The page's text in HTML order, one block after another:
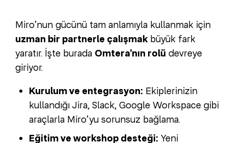
Miro’nun gücünü tam anlamıyla kullanmak için
uzman bir partnerle çalışmakbüyük fark
yaratır. İşte burada Omtera’nın rolü devreye
giriyor.
Kurulum ve entegrasyon: Ekiplerinizin
kullandığı Jira, Slack, Google Workspace gibi
araçlarla Miro’yu sorunsuz bağlama.
Eğitim ve workshop desteği: Yeni